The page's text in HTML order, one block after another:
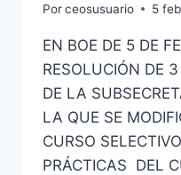
Porceosusuario 5
EN BOE DE 5 DE
RESOLUCIÓN DE
DE LA
LA QUE SE
CURSO
PRÁCTICAS DEL